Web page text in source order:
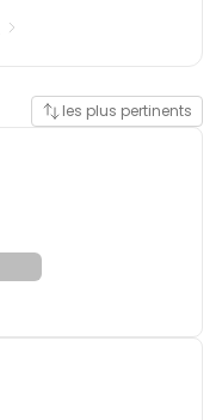
les plus pertinents